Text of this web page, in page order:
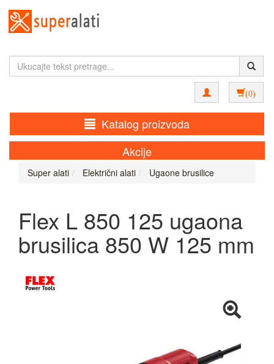
(0)
Katalog proizvoda
Akcije
Super alati Električni alati Ugaone brusilice
Flex L 850 125 ugaona
brusilica 850 W 125 mm